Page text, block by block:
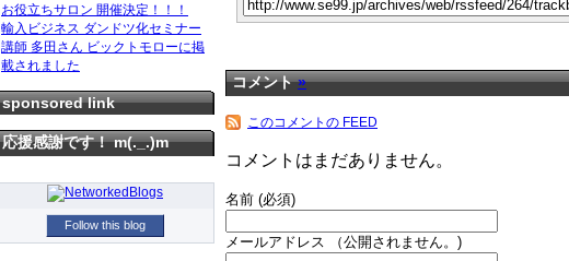
コメント»
このコメントの FEED
コメントはまだありません。
名前 (必須)
メールアドレス （公開されません。)
お役立ちサロン 開催決定！！！
輸入ビジネス ダンドツ化セミナー
講師 多田さん ビックトモローに掲
載されました
sponsored link
応援感謝です！ m(._.)m
Follow this blog